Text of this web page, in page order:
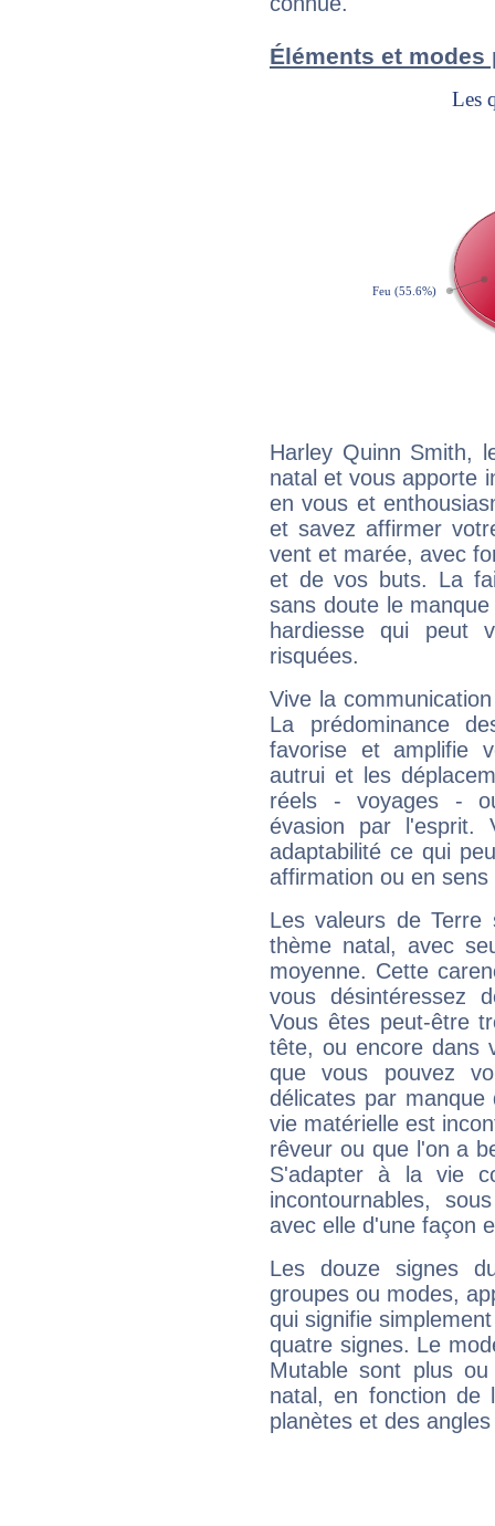
Éléments et
Harley Quinn Smith,
natal et vous apporte
en vous et
et savez affirmer
vent et marée, avec
et de vos buts. La
sans doute le
hardiesse qui peut
risquées.
Vive la
La prédominance
favorise et amplifie
autrui et les
réels - voyages -
évasion par l'esprit.
adaptabilité ce qui
affirmation ou en
Les valeurs de Terre
thème natal, avec
moyenne. Cette
vous désintéressez
Vous êtes peut-être
tête, ou encore dans
que vous pouvez
délicates par
vie matérielle est
rêveur ou que l'on a
S'adapter à la vie
incontournables,
avec elle d'une façon
Les douze signes
groupes ou modes,
qui signifie
quatre signes. Le
Mutable sont plus
natal, en fonction de
planètes et des